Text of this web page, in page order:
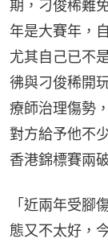
期，刁俊稀難
年是大賽年，
尤其自己已不
彿與刁俊稀開
療師治理傷勢
對方給予他不
香港錦標賽兩
「近兩年受腳
態又不太好，